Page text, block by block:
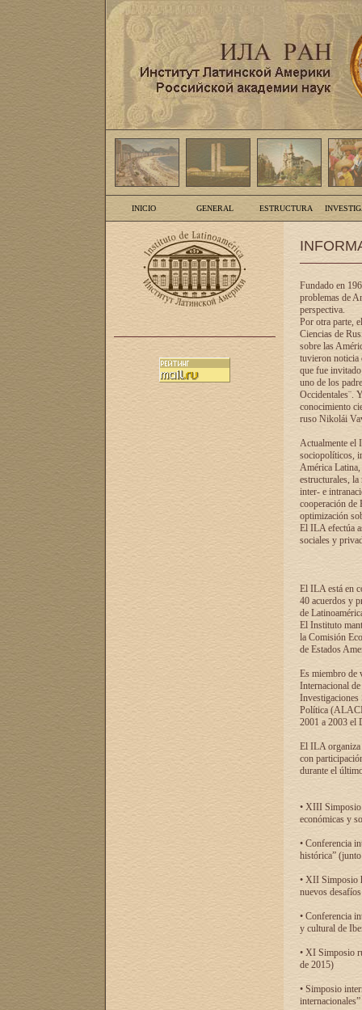
INICIO GENERAL ESTRUCTURA
Fundado en
problemas de
perspectiva.
Por otra parte,
Ciencias de
sobre las
tuvieron noticia
que fue
uno de los
Occidentales¨.
conocimiento
ruso Nikolái
Actualmente el
sociopolíticos,
América Latina,
estructurales,
inter- e
cooperación de
optimización
El ILA efectúa
sociales y
El ILA está en
40 acuerdos y
de
El Instituto
la Comisión
de Estados
Es miembro de
Internacional
Investigaciones
Política
2001 a 2003 el
El ILA organiza
con
durante el
• XIII Simposio
económicas y
• Conferencia
histórica”
• XII Simposio
nuevos
• Conferencia
y cultural de
• XI Simposio
de 2015)
• Simposio